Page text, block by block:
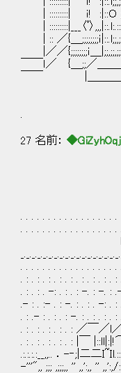
| :::::::::| ｉ! :|::Ｏ
| :::::::::|___〈ﾟ〉
| :: ／{＿;;;;;;;;ｉ
|／／{;;;;;;;;ｉ＿
￣￣ｌ／ {＿;;／＿＿＿
￣￣ |＿＿＿
27 名前：
iｺ|
. . . . . . . . . .
. . . . . . . . . . . . . . . .
l二二
. . . . . . . . . . . . . . . . .
. : . : . : . : . : . : . : . : .
. : . : . -: . : . : -. : -. :
.- : . :- . : -. : . : . -: . : . |
. : .- : . : . : -. : . : . : . : .
. : . : . : . : . : ／￣／l／ ||
. : . : . : . : . : |￣
.:.:.:.:__,,.. ．-‐;|二二
-'''",, ;;; ,;;;,, '' ,,':,, '' ,,':,/